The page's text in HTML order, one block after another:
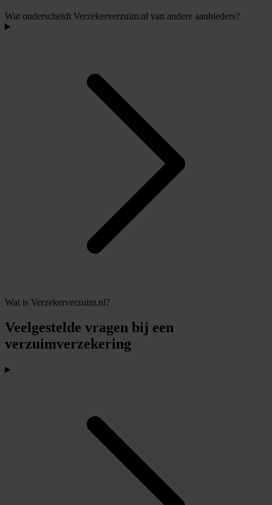
Wat onderscheidt Verzekerverzuim.nl van andere aanbieders?
Wat is Verzekerverzuim.nl?
Veelgestelde vragen bij een
verzuimverzekering